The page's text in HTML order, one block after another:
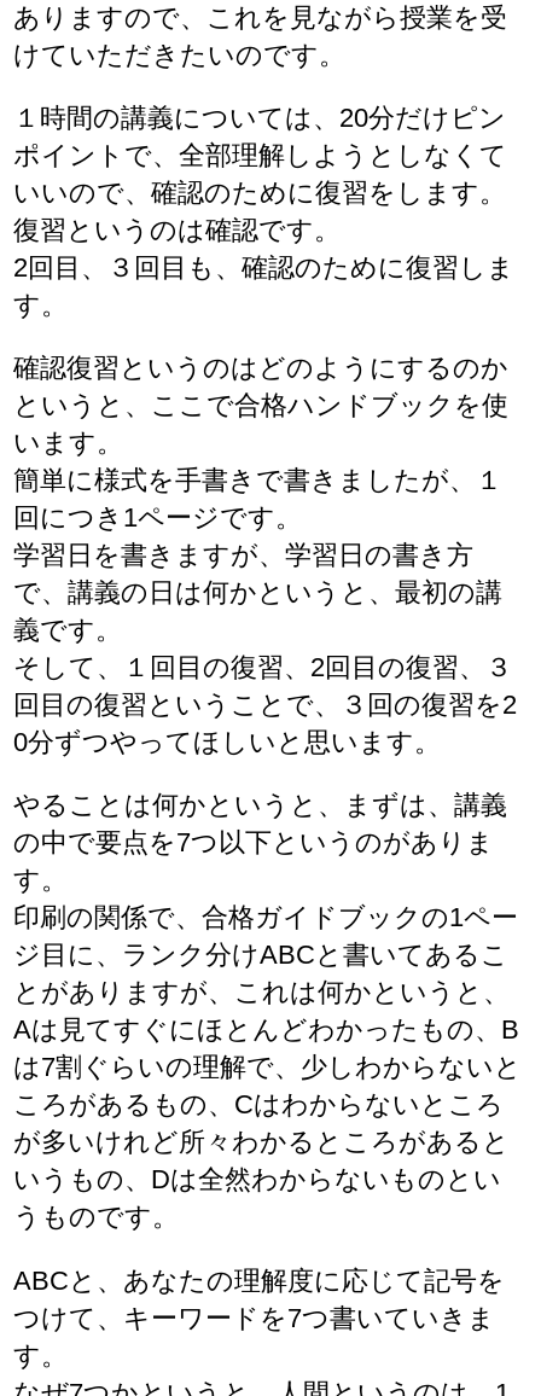
ありますので、これを見ながら授業を受
けていただきたいのです。
１時間の講義については、20分だけピン
ポイントで、全部理解しようとしなくて
いいので、確認のために復習をします。
復習というのは確認です。
2回目、３回目も、確認のために復習しま
す。
確認復習というのはどのようにするのか
というと、ここで合格ハンドブックを使
います。
簡単に様式を手書きで書きましたが、１
回につき1ページです。
学習日を書きますが、学習日の書き方
で、講義の日は何かというと、最初の講
義です。
そして、１回目の復習、2回目の復習、３
回目の復習ということで、３回の復習を2
0分ずつやってほしいと思います。
やることは何かというと、まずは、講義
の中で要点を7つ以下というのがありま
す。
印刷の関係で、合格ガイドブックの1ペー
ジ目に、ランク分けABCと書いてあるこ
とがありますが、これは何かというと、
Aは見てすぐにほとんどわかったもの、B
は7割ぐらいの理解で、少しわからないと
ころがあるもの、Cはわからないところ
が多いけれど所々わかるところがあると
いうもの、Dは全然わからないものとい
うものです。
ABCと、あなたの理解度に応じて記号を
つけて、キーワードを7つ書いていきま
す。